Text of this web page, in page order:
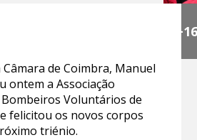
+16
de Coimbra, Manuel
ontem a Associação
Voluntários de
felicitou os novos corpos
triénio.